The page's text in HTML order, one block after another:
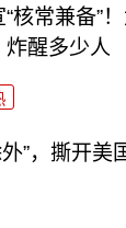
“核常兼备”
炸醒多少人
”，撕开美